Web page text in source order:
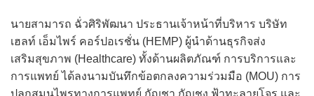
นายสามารถ ฉั่วศิริพัฒนา ประธานเจ้าหน้าที่บริหาร บริษัท
เฮลท์ เอ็มไพร์ คอร์ปอเรชั่น (HEMP) ผู้นำด้านธุรกิจส่ง
เสริมสุขภาพ (Healthcare) ทั้งด้านผลิตภัณฑ์ การบริการและ
การแพทย์ ได้ลงนามบันทึกข้อตกลงความร่วมมือ (MOU) การ
ปลูกสมุนไพรทางการแพทย์ กัญชา กัญชง ฟ้าทะลายโจร และ